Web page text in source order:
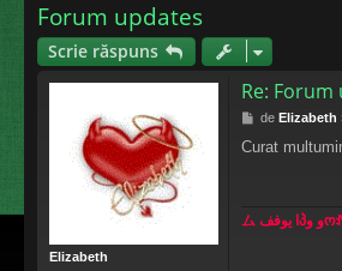
ra
pi
Forum updates
Scrie răspuns
Elizabeth
Re: Forum
M
s
de Elizabeth
Curat